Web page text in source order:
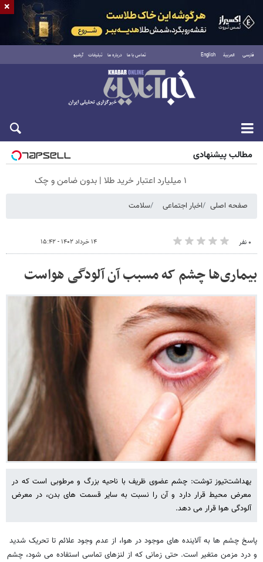
فارسی العربية English تماس با ما درباره ما تبلیغات آرشیو
شنبه ۱۷ مرداد ۱۴۰۵
مطالب پیشنهادی
۱ میلیارد اعتبار خرید طلا | بدون ضامن و چک
صفحه اصلی اخبار اجتماعی سلامت
۰ نفر ۱۴ خرداد ۱۴۰۲ - ۱۵:۴۲
بیماری‌ها چشم که مسبب آن آلودگی هواست
یهداشت‌تیوز توشت: چشم عضوی ظریف با ناحیه بزرگ و مرطوبی است که در
معرض محیط قرار دارد و آن را نسبت به سایر قسمت های بدن، در معرض
آلودگی هوا قرار می دهد.
پاسخ چشم ها به آلاینده های موجود در هوا، از عدم وجود علائم تا تحریک شدید
و درد مزمن متغیر است. حتی زمانی که از لنزهای تماسی استفاده می شود، چشم
×